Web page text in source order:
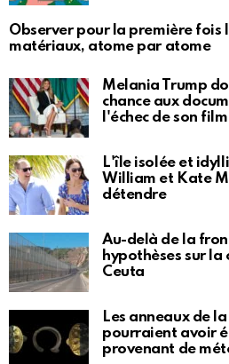
Observer pour la première fois
matériaux, atome par atome
Melania Trump
chance aux
l'échec de son film
L'île isolée et
William et Kate
détendre
Au-delà de la
hypothèses sur
Ceuta
Les anneaux de
pourraient avoir
provenant de